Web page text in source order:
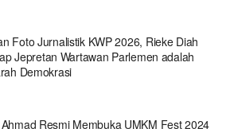
Foto Jurnalistik KWP 2026, Rieke Diah
Jepretan Wartawan Parlemen adalah
Demokrasi
Resmi Membuka UMKM Fest 2024